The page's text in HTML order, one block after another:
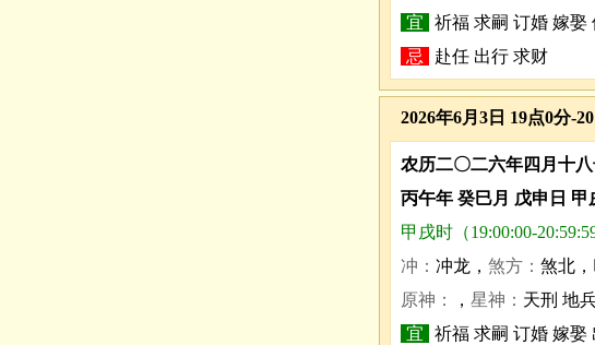
宜
祈福 求嗣 订婚 嫁娶
忌
赴任 出行 求财
2026年6月3日 19点0分-
农历二〇二六年四月十
丙午年 癸巳月 戊申日 甲
甲戌时（19:00:00-
冲： 冲龙， 煞方： 煞北，
原神：
， 星神： 天刑 地
宜
祈福 求嗣 订婚 嫁娶